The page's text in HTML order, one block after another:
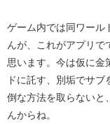
ゲーム内では同ワール
んが、これがアプリで
思います。今は仮に金
ドに託す、別垢でサ
倒な方法を取らないと
んからね。